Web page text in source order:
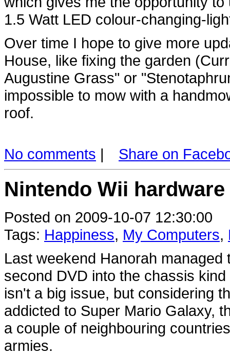
1.5 Watt LED colour-changing-
Over time I hope to give more
House, like fixing the garden
Augustine Grass" or
impossible to mow with a
roof.
No comments | Share on
Nintendo Wii
Posted on 2009-10-07 12:30:00
Tags: Happiness, My Computers,
Last weekend Hanorah
second DVD into the chassis
isn't a big issue, but considering
addicted to Super Mario Galaxy,
a couple of neighbouring
armies.